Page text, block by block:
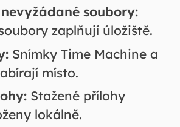
soubory:
zaplňují úložiště.
Snímky Time Machine a
místo.
Stažené přílohy
lokálně.